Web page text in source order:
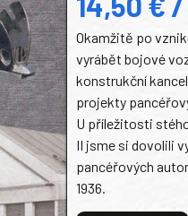
Okamžitě po
vyrábět bojové
konstrukční
projekty
U příležitosti
II jsme si dovolili
pancéřových
1936.